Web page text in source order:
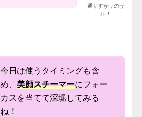
通りすがりのサ
ル！
今日は使うタイミングも含
め、 美顔スチーマーにフォー
カスを当てて深堀してみる
ね！